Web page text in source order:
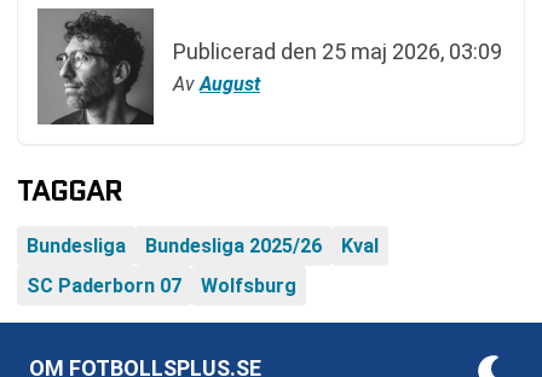
Publicerad den 25 maj 2026, 03:09
Av August
TAGGAR
Bundesliga Bundesliga 2025/26
Kval
SC Paderborn 07
Wolfsburg
OM FOTBOLLSPLUS.SE